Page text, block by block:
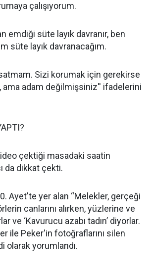
çalışıyorum.
emdiği süte layık davranır, ben
süte layık davranacağım.
Sizi korumak için gerekirse
ama adam değilmişsiniz'' ifadelerini
çektiği masadaki saatin
da dikkat çekti.
Ayet'te yer alan “Melekler, gerçeği
canlarını alırken, yüzlerine ve
ve ‘Kavurucu azabı tadın’ diyorlar.
ile Peker'in fotoğraflarını silen
olarak yorumlandı.